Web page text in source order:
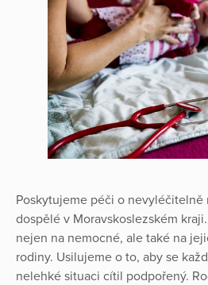
Poskytujeme péči o nevyléčitelně
dospělé v Moravskoslezském
nejen na nemocné, ale také na
rodiny. Usilujeme o to, aby se
nelehké situaci cítil podpořený.